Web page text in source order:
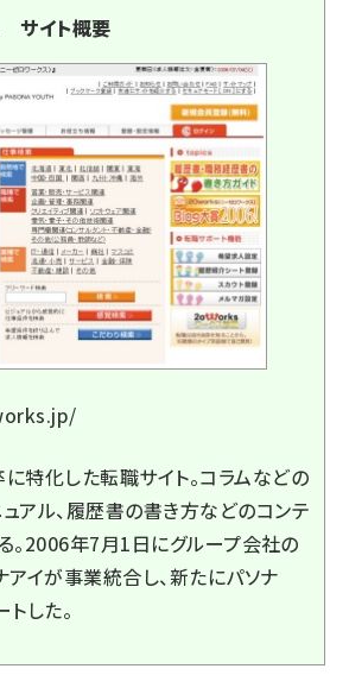
サイト概要
特化した転職サイト。コラムなどの
アル、履歴書の書き方などのコンテ
。2006年7月1日にグループ会社の
アイが事業統合し、新たにパソナ
した。